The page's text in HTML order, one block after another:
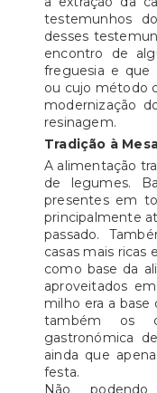
testemunhos
desses
encontro de
freguesia e que
ou cujo método
modernização
resinagem.
Tradição à
A alimentação
de legumes.
presentes em
principalmente
passado.
casas mais ricas
como base da
aproveitados
milho era a base
também os
gastronómica
ainda que
festa.
Não